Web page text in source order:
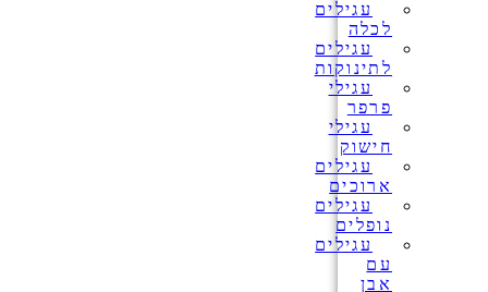
עגילים
לכלה
עגילים
לתינוקות
עגילי
פרפר
עגילי
חישוק
עגילים
ארוכים
עגילים
נופלים
עגילים
עם
אבן